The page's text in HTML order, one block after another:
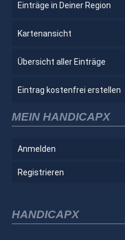
Einträge in Deiner Region
Kartenansicht
Übersicht aller Einträge
Eintrag kostenfrei erstellen
MEIN HANDICAPX
Anmelden
Registrieren
HANDICAPX